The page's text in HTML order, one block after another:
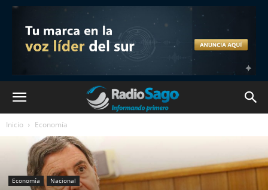
Inicio Economía
Economía Nacional